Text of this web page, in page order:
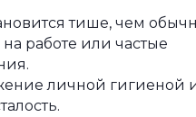
тише, чем
на работе или частые
личной гигиеной